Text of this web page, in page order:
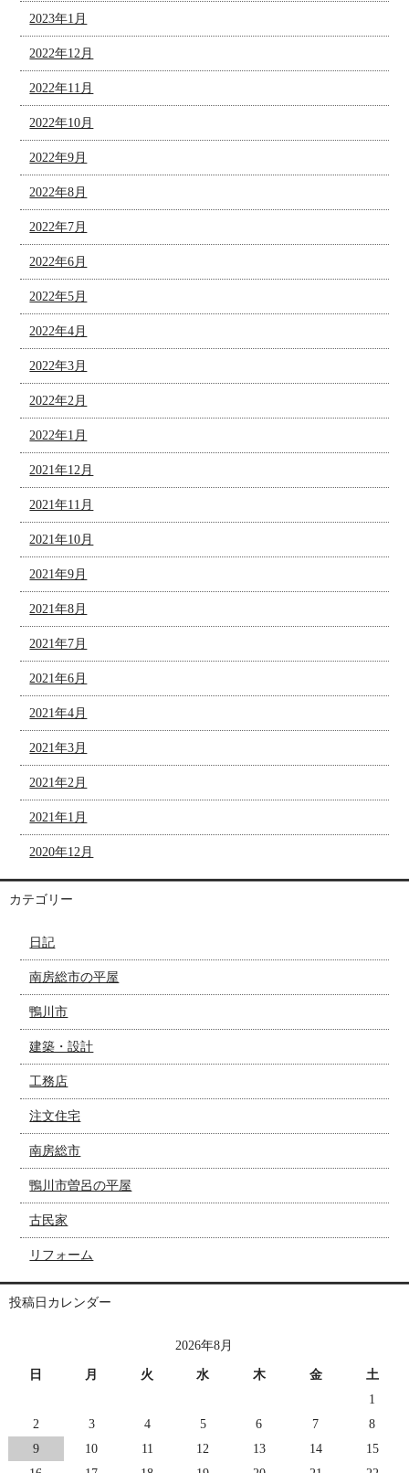
2023年1月
2022年12月
2022年11月
2022年10月
2022年9月
2022年8月
2022年7月
2022年6月
2022年5月
2022年4月
2022年3月
2022年2月
2022年1月
2021年12月
2021年11月
2021年10月
2021年9月
2021年8月
2021年7月
2021年6月
2021年4月
2021年3月
2021年2月
2021年1月
2020年12月
カテゴリー
日記
南房総市の平屋
鴨川市
建築・設計
工務店
注文住宅
南房総市
鴨川市曽呂の平屋
古民家
リフォーム
投稿日カレンダー
2026年8月
日 月 火 水 木 金
土
1
2
3 4 5 6 7
8
9
10 11 12 13 14
15